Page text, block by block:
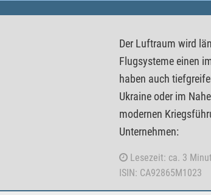
Der Luftraum wird
Flugsysteme einen
haben auch
Ukraine oder im
modernen
Unternehmen:
Lesezeit: ca. 3
ISIN: CA92865M1023